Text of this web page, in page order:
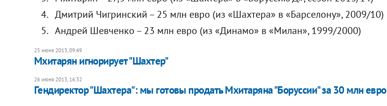
Дмитрий Чигринский – 25 млн евро (из «Шахтера» в «Барселону», 2009/10)
Андрей Шевченко – 23 млн евро (из «Динамо» в «Милан», 1999/2000)
25 июня 2013, 09:49
Мхитарян игнорирует "Шахтер"
26 июня 2013, 16:32
Гендиректор "Шахтера": мы готовы продать Мхитаряна "Боруссии" за 30 млн евро